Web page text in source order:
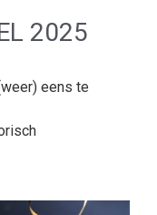
2025
eens te